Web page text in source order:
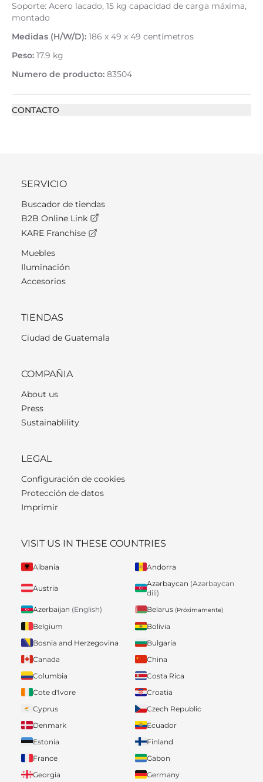
Soporte: Acero lacado, 15 kg capacidad de carga máxima,
montado
Medidas (H/W/D): 186 x 49 x 49 centímetros
Peso: 17.9 kg
Numero de producto: 83504
CONTACTO
SERVICIO
Buscador de tiendas
B2B Online Link
KARE Franchise
Muebles
Iluminación
Accesorios
TIENDAS
Ciudad de Guatemala
COMPAÑIA
About us
Press
Sustainablility
LEGAL
Configuración de cookies
Protección de datos
Imprimir
VISIT US IN THESE COUNTRIES
Albania Andorra
Austria
Azərbaycan (Azərbaycan
dili)
Azerbaijan (English) Belarus (Próximamente)
Belgium
Bolivia
Bosnia and Herzegovina
Bulgaria
Canada
China
Columbia
Costa Rica
Cote d'Ivore
Croatia
Cyprus
Czech Republic
Denmark
Ecuador
Estonia
Finland
France
Gabon
Georgia
Germany